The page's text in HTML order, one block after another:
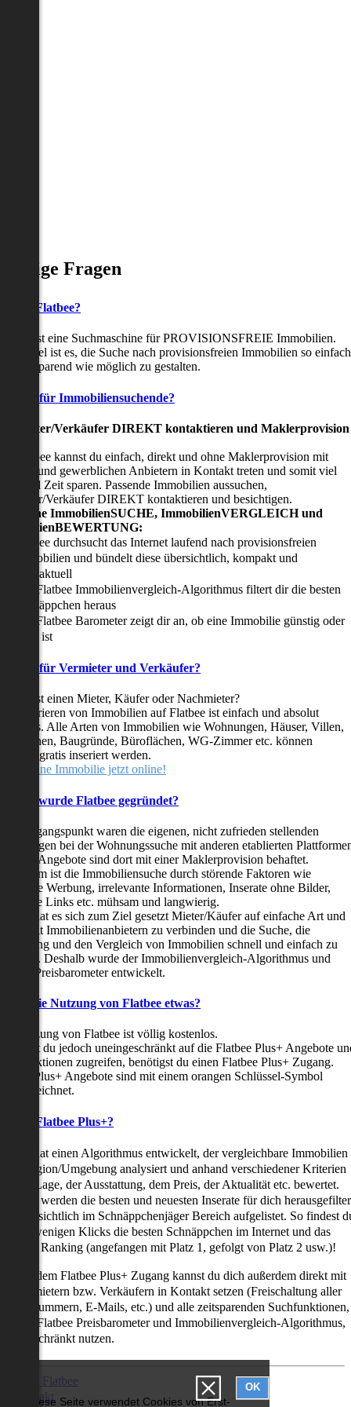
Diese Seite verwendet Cookies von Erst-
OK
Fragen
ist Flatbee?
ist eine Suchmaschine für PROVISIONSFREIE Immobilien.
Ziel ist es, die Suche nach provisionsfreien Immobilien so einfach
zeitsparend wie möglich zu gestalten.
für Immobiliensuchende?
Verkäufer DIREKT kontaktieren und Maklerprovision
Flatbee kannst du einfach, direkt und ohne Maklerprovision mit
und gewerblichen Anbietern in Kontakt treten und somit viel
und Zeit sparen. Passende Immobilien aussuchen,
Verkäufer DIREKT kontaktieren und besichtigen.
in-one ImmobilienSUCHE, ImmobilienVERGLEICH und
Flatbee durchsucht das Internet laufend nach provisionsfreien
Immobilien und bündelt diese übersichtlich, kompakt und
tagesaktuell
Der Flatbee Immobilienvergleich-Algorithmus filtert dir die besten
Schnäppchen heraus
Der Flatbee Barometer zeigt dir an, ob eine Immobilie günstig oder
teuer ist
für Vermieter und Verkäufer?
suchst einen Mieter, Käufer oder Nachmieter?
Inserieren von Immobilien auf Flatbee ist einfach und absolut
Alle Arten von Immobilien wie Wohnungen, Häuser, Villen,
Baugründe, Büroflächen, WG-Zimmer etc. können
gratis inseriert werden.
deine Immobilie jetzt online!
wurde Flatbee gegründet?
Ausgangspunkt waren die eigenen, nicht zufrieden stellenden
bei der Wohnungssuche mit anderen etablierten
alle Angebote sind dort mit einer Maklerprovision behaftet.
ist die Immobiliensuche durch störende Faktoren wie
Werbung, irrelevante Informationen, Inserate ohne Bilder,
Links etc. mühsam und langwierig.
hat es sich zum Ziel gesetzt Mieter/Käufer auf einfache Art und
mit Immobilienanbietern zu verbinden und die Suche, die
und den Vergleich von Immobilien schnell und einfach zu
Deshalb wurde der Immobilienvergleich-Algorithmus und
Preisbarometer entwickelt.
die Nutzung von Flatbee etwas?
Nutzung von Flatbee ist völlig kostenlos.
du jedoch uneingeschränkt auf die Flatbee Plus+ Angebote
zugreifen, benötigst du einen Flatbee Plus+ Zugang.
Plus+ Angebote sind mit einem orangen Schlüssel-Symbol
ist Flatbee Plus+?
hat einen Algorithmus entwickelt, der vergleichbare Immobilien
Region/Umgebung analysiert und anhand verschiedener Kriterien
der Lage, der Ausstattung, dem Preis, der Aktualität etc. bewertet.
werden die besten und neuesten Inserate für dich
übersichtlich im Schnäppchenjäger Bereich aufgelistet. So findest
nur wenigen Klicks die besten Schnäppchen im Internet und das
als Ranking (angefangen mit Platz 1, gefolgt von Platz 2 usw.)!
mit dem Flatbee Plus+ Zugang kannst du dich außerdem direkt mit
Vermietern bzw. Verkäufern in Kontakt setzen (Freischaltung aller
E-Mails, etc.) und alle zeitsparenden Suchfunktionen,
den Flatbee Preisbarometer und Immobilienvergleich-Algorithmus,
nutzen.
Über Flatbee
Kontakt